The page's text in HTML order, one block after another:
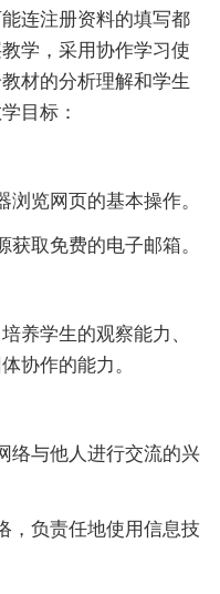
连注册资料的填写都
学，采用协作学习使
材的分析理解和学生
目标：
浏览网页的基本操作。
获取免费的电子邮箱。
养学生的观察能力、
协作的能力。
络与他人进行交流的兴
，负责任地使用信息技